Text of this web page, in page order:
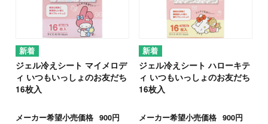
ジェル冷えシート マイメロデ
ィ いつもいっしょのお友だち
16枚入
メーカー希望小売価格 900円
ジェル冷えシート ハローキテ
ィ いつもいっしょのお友だち
16枚入
メーカー希望小売価格 900円